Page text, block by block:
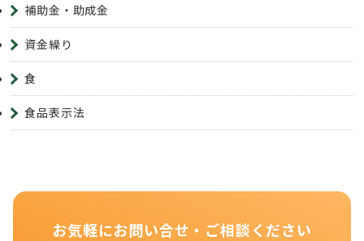
補助金・助成金
資金繰り
食
食品表示法
お気軽にお問い合せ・ご相談ください